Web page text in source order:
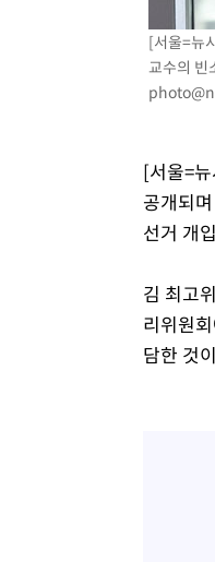
[속보]경찰, '홍
[서울=뉴
교수의 빈
[서울=
공개되
선거 개
김 최고
리위원
담한 것